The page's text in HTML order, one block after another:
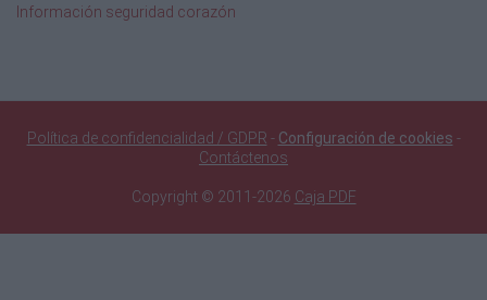
Información seguridad corazón
Política de confidencialidad / GDPR - Configuración de cookies -
Contáctenos
Copyright © 2011-2026 Caja PDF